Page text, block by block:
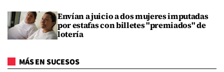
Envían a juicio a dos mujeres imputadas
por estafas con billetes "premiados" de
lotería
MÁS EN SUCESOS